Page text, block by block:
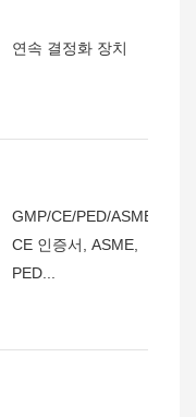
연속 결정화 장치
GMP/CE/PED/ASME,
CE 인증서, ASME,
PED...